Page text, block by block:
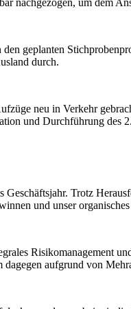
nachgezogen, um dem
geplanten
durch.
neu in Verkehr
und Durchführung des
Trotz
und unser
Risikomanagement
aufgrund von